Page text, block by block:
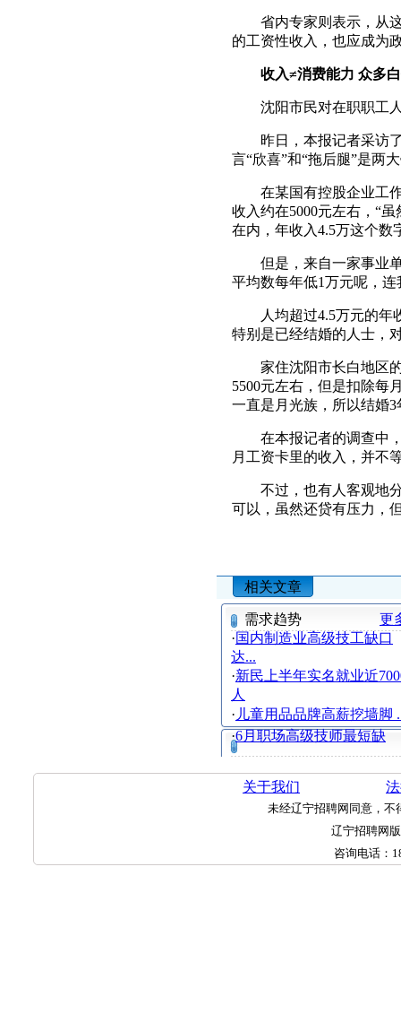
省内专家则表示，从这
的工资性收入，也应成为
收入≠消费能力 众多白
沈阳市民对在职职工人
昨日，本报记者采访了
言“欣喜”和“拖后腿”是两
在某国有控股企业工作
收入约在5000元左右，“
在内，年收入4.5万这个数
但是，来自一家事业单
平均数每年低1万元呢，连
人均超过4.5万元的年收
特别是已经结婚的人士，
家住沈阳市长白地区的
5500元左右，但是扣除每
一直是月光族，所以结婚
在本报记者的调查中，
月工资卡里的收入，并不
不过，也有人客观地分
可以，虽然还贷有压力，
相关文章
需求趋势
更
·国内制造业高级技工缺口
达...
·新民上半年实名就业近
人
· 儿童用品品牌高薪挖墙脚
·6月职场高级技师最短缺
关于我们
未经辽宁招聘网同意，不
辽宁招聘网
咨询电话：